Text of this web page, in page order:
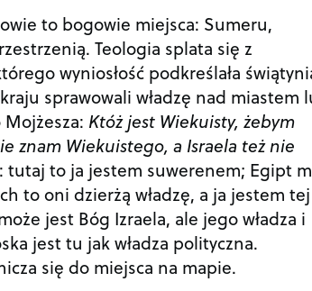
to bogowie miejsca: Sumeru,
Teologia splata się z
wyniosłość podkreślała
sprawowali władzę nad miastem
Któż jest Wiekuisty, żebym
znam Wiekuistego, a Israela też nie
tutaj to ja jestem suwerenem; Egipt
to oni dzierżą władzę, a ja jestem tej
jest Bóg Izraela, ale jego władza i
jest tu jak władza polityczna.
się do miejsca na mapie.